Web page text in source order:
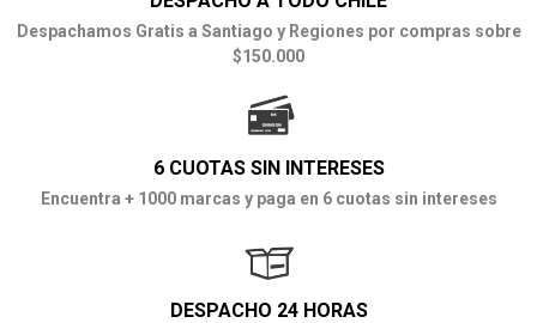
Despachamos Gratis a Santiago y Regiones por compras sobre
$150.000
6 CUOTAS SIN INTERESES
Encuentra + 1000 marcas y paga en 6 cuotas sin intereses
DESPACHO 24 HORAS